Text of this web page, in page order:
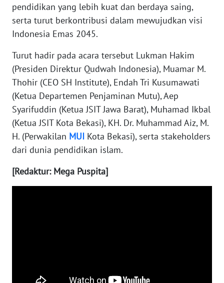
pendidikan yang lebih kuat dan berdaya saing,
serta turut berkontribusi dalam mewujudkan visi
Indonesia Emas 2045.
Turut hadir pada acara tersebut Lukman Hakim
(Presiden Direktur Qudwah Indonesia), Muamar M.
Thohir (CEO SH Institute), Endah Tri Kusumawati
(Ketua Departemen Penjaminan Mutu), Aep
Syarifuddin (Ketua JSIT Jawa Barat), Muhamad Ikbal
(Ketua JSIT Kota Bekasi), KH. Dr. Muhammad Aiz, M.
H. (Perwakilan MUI Kota Bekasi), serta stakeholders
dari dunia pendidikan islam.
[Redaktur: Mega Puspita]
WN
GORONTALO
SULUT
WN
MALUKU
MALUT
WN
WN